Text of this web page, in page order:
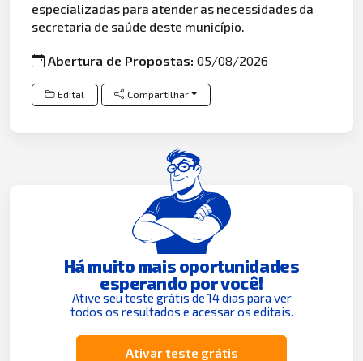
especializadas para atender as necessidades da
secretaria de saúde deste município.
Abertura de Propostas:05/08/2026
Edital Compartilhar
Há muito mais oportunidades
esperando por você!
Ative seu teste grátis de 14 dias para ver
todos os resultados e acessar os editais.
Ativar teste grátis